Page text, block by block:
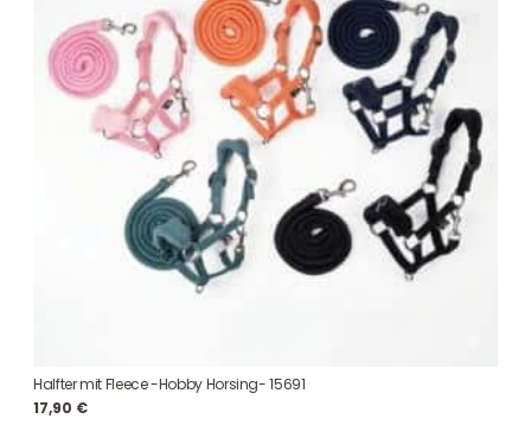
Halfter mit Fleece -Hobby Horsing- 15691
17,90 €